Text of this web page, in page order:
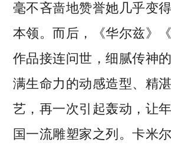
毫不吝啬地赞誉她几乎变
本领。而后，《华尔兹》
作品接连问世，细腻传神
满生命力的动感造型、精
艺，再一次引起轰动，让
国一流雕塑家之列。卡米